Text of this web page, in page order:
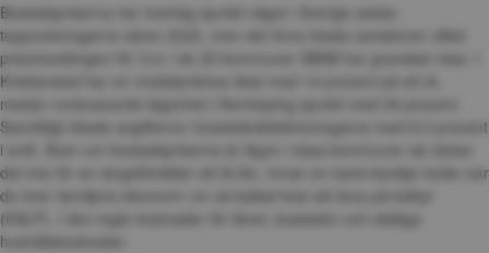
Bostadspriserna har överlag sjunkit något i Sverige sedan
toppnoteringarna våren 2022, men det finns lokala variationer vilket
prisutvecklingen för 3:or i de 25 kommuner SBAB har granskat visar. I
Kristianstad har en medelpristrea ökat med 14 procent på ett år,
medan motsvarande lägenhet i Norrköping sjunkit med 29 procent.
Samtidigt ökade avgifterna i bostadsrättsföreningarna med 8,3 procent
i snitt. Även om bostadspriserna är lägre i vissa kommuner så räcker
det inte för en singelförälder att få lån. Innan en bank beviljar bolån ser
de över familjens ekonomi i en så kallad kvar-att-leva-på-kalkyl
(KALP). I den ingår kostnader för lånet, bostaden och skäliga
hushållskostnader.